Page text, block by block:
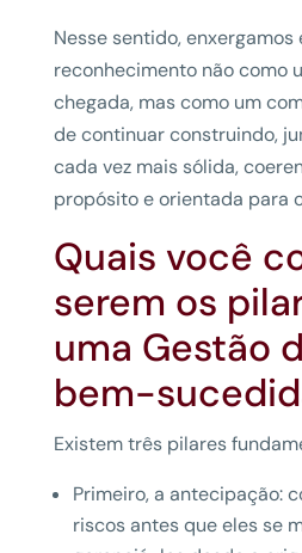
Nesse sentido, enxergamos
reconhecimento não como
chegada, mas como um
de continuar construindo,
cada vez mais sólida,
propósito e orientada para
Quais você
serem os
uma Gestão
bem-
Existem três pilares
Primeiro, a antecipação:
riscos antes que eles se